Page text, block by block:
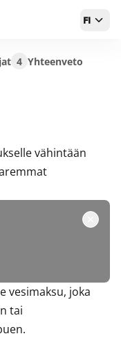
FI
vähintään
vesimaksu, joka
tai
4 Yhteenveto